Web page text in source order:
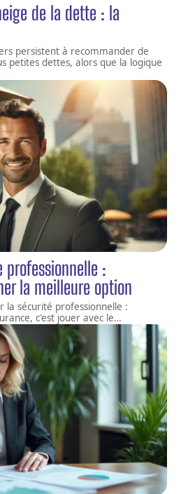
de la dette : la
persistent à recommander de
petites dettes, alors que la logique
professionnelle :
la meilleure option
la sécurité professionnelle :
c'est jouer avec le…